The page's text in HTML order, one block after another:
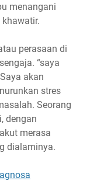
menangani
perasaan di
“saya
akan
stres
Seorang
dengan
merasa
dialaminya.